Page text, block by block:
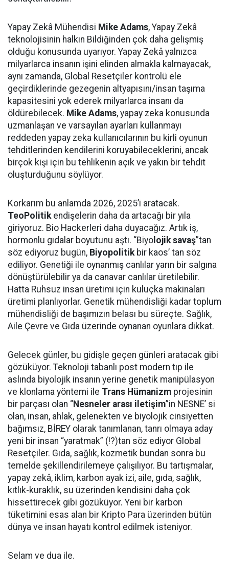
Yapay Zekâ Mühendisi Mike Adams, Yapay Zekâ
teknolojisinin halkın Bildiğinden çok daha gelişmiş
olduğu konusunda uyarıyor. Yapay Zekâ yalnızca
milyarlarca insanın işini elinden almakla kalmayacak,
aynı zamanda, Global Resetçiler kontrolü ele
geçirdiklerinde gezegenin altyapısını/insan taşıma
kapasitesini yok ederek milyarlarca insanı da
öldürebilecek. Mike Adams, yapay zeka konusunda
uzmanlaşan ve varsayılan ayarları kullanmayı
reddeden yapay zeka kullanıcılarının bu kirli oyunun
tehditlerinden kendilerini koruyabileceklerini, ancak
birçok kişi için bu tehlikenin açık ve yakın bir tehdit
oluşturduğunu söylüyor.
Korkarım bu anlamda 2026, 2025’i aratacak.
TeoPolitik endişelerin daha da artacağı bir yıla
giriyoruz. Bio Hackerleri daha duyacağız. Artık iş,
hormonlu gıdalar boyutunu aştı. “Biyo lojik savaş”tan
söz ediyoruz bugün, Biyopolitikbir kaos’ tan söz
ediliyor. Genetiği ile oynanmış canlılar yarın bir salgına
dönüştürülebilir ya da canavar canlılar üretilebilir.
Hatta Ruhsuz insan üretimi için kuluçka makinaları
üretimi planlıyorlar. Genetik mühendisliği kadar toplum
mühendisliği de başımızın belası bu süreçte. Sağlık,
Aile Çevre ve Gıda üzerinde oynanan oyunlara dikkat.
Gelecek günler, bu gidişle geçen günleri aratacak gibi
gözüküyor. Teknoloji tabanlı post modern tıp ile
aslında biyolojik insanın yerine genetik manipülasyon
ve klonlama yöntemi ile Trans Hümanizm projesinin
bir parçası olan “Nesneler arası iletişim”in NESNE’ si
olan, insan, ahlak, gelenekten ve biyolojik cinsiyetten
bağımsız, BİREY olarak tanımlanan, tanrı olmaya aday
yeni bir insan “yaratmak” (!?)tan söz ediyor Global
Resetçiler. Gıda, sağlık, kozmetik bundan sonra bu
temelde şekillendirilemeye çalışılıyor. Bu tartışmalar,
yapay zekâ, iklim, karbon ayak izi, aile, gıda, sağlık,
kıtlık-kuraklık, su üzerinden kendisini daha çok
hissettirecek gibi gözüküyor. Yeni bir karbon
tüketimini esas alan bir Kripto Para üzerinden bütün
dünya ve insan hayatı kontrol edilmek isteniyor.
Selam ve dua ile.